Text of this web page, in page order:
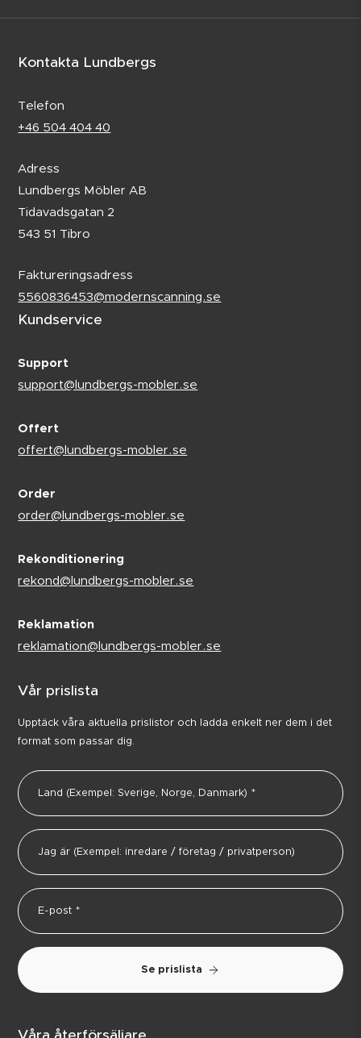
Kontakta Lundbergs
Telefon
+46 504 404 40
Adress
Lundbergs Möbler AB
Tidavadsgatan 2
543 51 Tibro
Faktureringsadress
5560836453@modernscanning.se
Kundservice
Support
support@lundbergs-mobler.se
Offert
offert@lundbergs-mobler.se
Order
order@lundbergs-mobler.se
Rekonditionering
rekond@lundbergs-mobler.se
Reklamation
reklamation@lundbergs-mobler.se
Vår prislista
Upptäck våra aktuella prislistor och ladda enkelt ner dem i det
format som passar dig.
Se prislista